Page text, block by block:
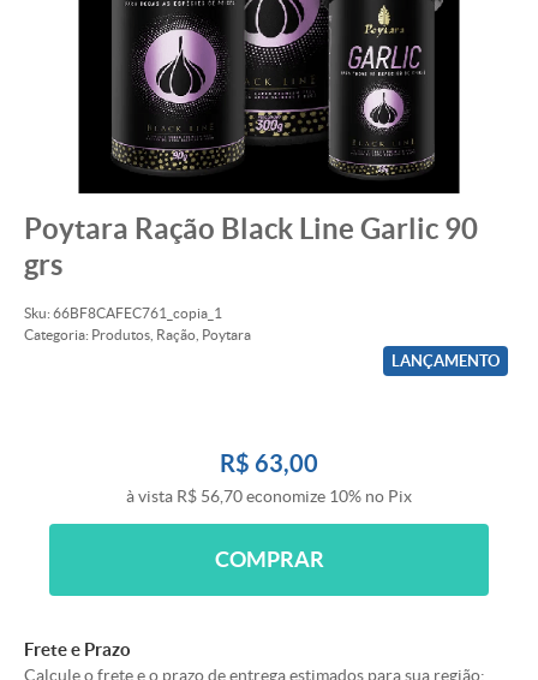
Poytara Ração Black Line Garlic 90
grs
Sku: 66BF8CAFEC761_copia_1
Categoria: Produtos Ração Poytara
LANÇAMENTO
R$ 63,00
à vista R$ 56,70economize 10% no Pix
COMPRAR
Frete e Prazo
Calcule o frete e o prazo de entrega estimados para sua região: